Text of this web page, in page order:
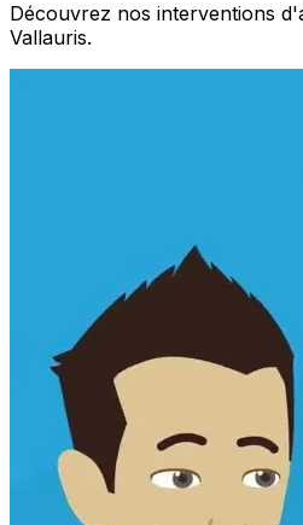
Découvrez nos interventions
Vallauris.